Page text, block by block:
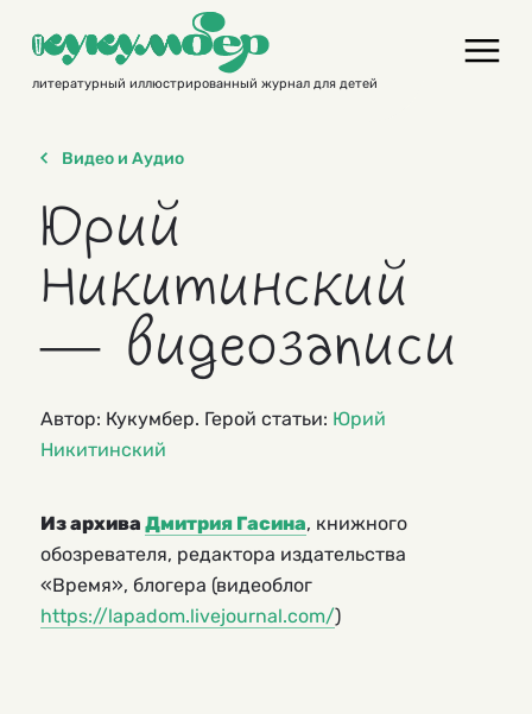
contentлитературный иллюстрированный журнал для детей
Видео и Аудио
Юрий
Никитинский
— видеозаписи
Автор: Кукумбер. Герой статьи: Юрий
Никитинский
Из архива Дмитрия Гасина, книжного
обозревателя, редактора издательства
«Время», блогера (видеоблог
https://lapadom.livejournal.com/)